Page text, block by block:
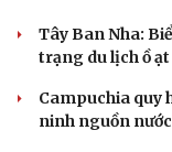
Một xe ô tô biển
tháng tại Phú Thọ
Thời tiết ngày 9/
dông